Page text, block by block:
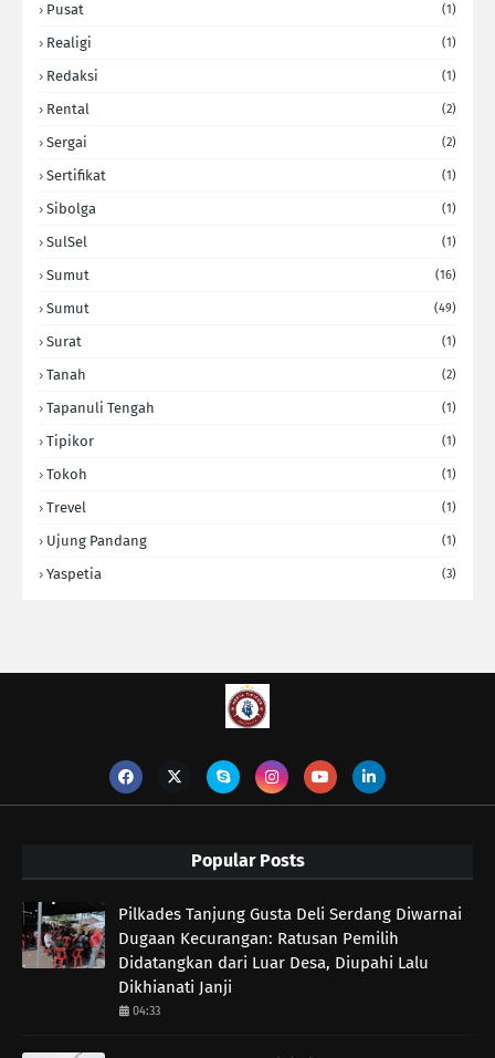
Pusat (1)
Realigi (1)
Redaksi (1)
Rental (2)
Sergai (2)
Sertifikat (1)
Sibolga (1)
SulSel (1)
Sumut (16)
Sumut (49)
Surat (1)
Tanah (2)
Tapanuli Tengah (1)
Tipikor (1)
Tokoh (1)
Trevel (1)
Ujung Pandang (1)
Yaspetia (3)
Popular Posts
Pilkades Tanjung Gusta Deli Serdang Diwarnai
Dugaan Kecurangan: Ratusan Pemilih
Didatangkan dari Luar Desa, Diupahi Lalu
Dikhianati Janji
04:33